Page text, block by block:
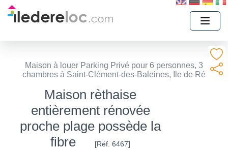
Maison à louer Parking Privé pour 6 personnes, 3
chambres à Saint-Clément-des-Baleines, Ile de Ré
Maison rèthaise
entièrement rénovée
proche plage possède la
fibre
[Réf. 6467]